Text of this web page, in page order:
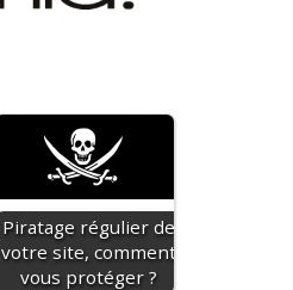
Piratage régulier de
votre site, comment
vous protéger ?